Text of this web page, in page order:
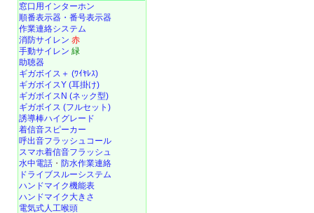
窓口用インターホン
順番表示器・番号表示器
作業連絡システム
消防サイレン 赤
手動サイレン 緑
助聴器
ギガボイス＋ (ﾜｲﾔﾚｽ)
ギガボイスY (耳掛け)
ギガボイスN (ネック型)
ギガボイス (フルセット)
誘導棒ハイグレード
着信音スピーカー
呼出音フラッシュコール
スマホ着信音フラッシュ
水中電話 ・ 防水作業連絡
ドライブスルーシステム
ハンドマイク機能表
ハンドマイク大きさ
電気式人工喉頭